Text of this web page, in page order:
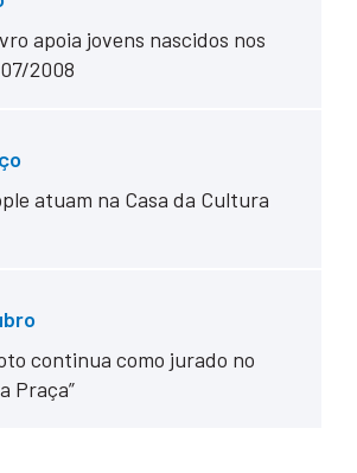
apoia jovens nascidos nos
2008
atuam na Casa da Cultura
continua como jurado no
Praça”